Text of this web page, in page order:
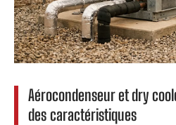
Aérocondenseur et dry
des caractéristiques